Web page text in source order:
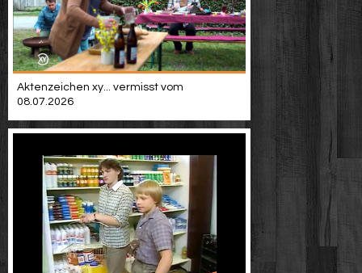
Aktenzeichen xy... vermisst vom
08.07.2026